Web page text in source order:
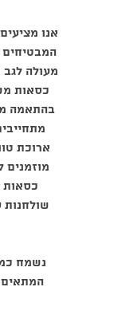
אנו
המבטיחים
מעולה לגב
כסאות
בהתאמה
ארוכת
מוזמנים
כסאות
שולחנות
נשמח
המתאים